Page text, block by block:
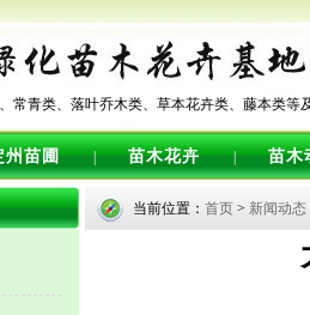
常青类、落叶乔木类、草本花卉类、藤本类等
州苗圃 | 苗木花卉 | 苗木
当前位置： 首页 > 新闻动态